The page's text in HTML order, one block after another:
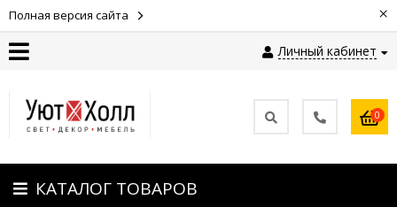
Полная версия сайта ×
Личный кабинет
Оплата
Доставка
0
КАТАЛОГ ТОВАРОВ